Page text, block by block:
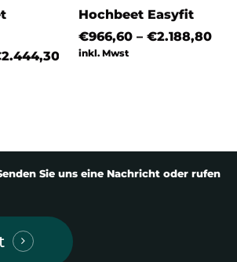
2.444,30 Preisspanne:
Hochbeet Easyfit
€966,60 – €2.188,80
inkl. Mwst
Sie uns eine Nachricht oder rufen